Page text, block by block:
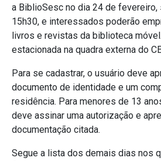
a BiblioSesc no dia 24 de fevereiro,
15h30, e interessados poderão
livros e revistas da biblioteca
estacionada na quadra externa do
Para se cadastrar, o usuário deve
documento de identidade e um
residência. Para menores de 13
deve assinar uma autorização e
documentação citada.
Segue a lista dos demais dias nos